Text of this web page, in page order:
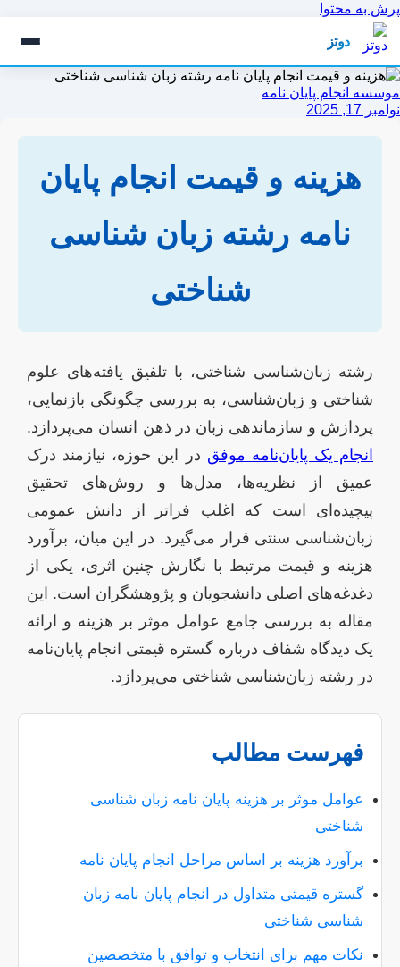
پرش به محتوا
دوتز
موسسه انجام پایان نامه
نوامبر 17, 2025
هزینه و قیمت انجام پایان
نامه رشته زبان شناسی
شناختی
رشته زبان‌شناسی شناختی، با تلفیق یافته‌های علوم
شناختی و زبان‌شناسی، به بررسی چگونگی بازنمایی،
پردازش و سازماندهی زبان در ذهن انسان می‌پردازد.
انجام یک پایان‌نامه موفق در این حوزه، نیازمند درک
عمیق از نظریه‌ها، مدل‌ها و روش‌های تحقیق
پیچیده‌ای است که اغلب فراتر از دانش عمومی
زبان‌شناسی سنتی قرار می‌گیرد. در این میان، برآورد
هزینه و قیمت مرتبط با نگارش چنین اثری، یکی از
دغدغه‌های اصلی دانشجویان و پژوهشگران است. این
مقاله به بررسی جامع عوامل موثر بر هزینه و ارائه
یک دیدگاه شفاف درباره گستره قیمتی انجام پایان‌نامه
در رشته زبان‌شناسی شناختی می‌پردازد.
فهرست مطالب
عوامل موثر بر هزینه پایان نامه زبان شناسی
شناختی
برآورد هزینه بر اساس مراحل انجام پایان نامه
گستره قیمتی متداول در انجام پایان نامه زبان
شناسی شناختی
نکات مهم برای انتخاب و توافق با متخصصین